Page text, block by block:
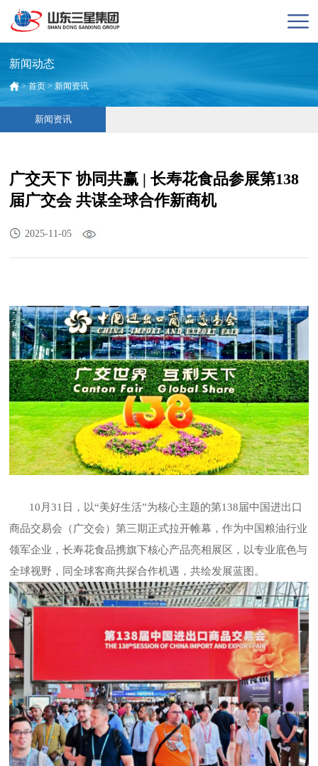
新闻动态
>首页 >新闻资讯
新闻资讯
广交天下 协同共赢 | 长寿花食品参展第138
届广交会 共谋全球合作新商机
2025-11-05
10月31日，以“美好生活”为核心主题的第138届中国进出口
商品交易会（广交会）第三期正式拉开帷幕，作为中国粮油行业
领军企业，长寿花食品携旗下核心产品亮相展区，以专业底色与
全球视野，同全球客商共探合作机遇，共绘发展蓝图。